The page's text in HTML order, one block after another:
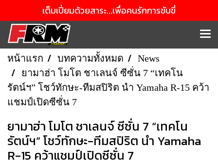
เต็มเปี่ยมด้วยสาระ...เพื่อคนรักการขับขี่
หน้าแรก บทความทั้งหมด
News
ยามาฮ่า โมโต ชาเลนจ์ ซีซั่น 7 “เทคโน
รัตน์ฯ” โชว์ทักษะ-ทีมสปิริต นำ Yamaha R-15 คว้า
แชมป์เปิดซีซั่น 7
ยามาฮ่า โมโต ชาเลนจ์ ซีซั่น 7 “เทคโน
รัตน์ฯ” โชว์ทักษะ-ทีมสปิริต นำ Yamaha
R-15 คว้าแชมป์เปิดซีซั่น 7